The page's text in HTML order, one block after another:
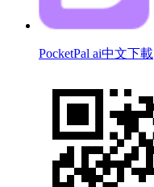
PocketPal ai中文下載